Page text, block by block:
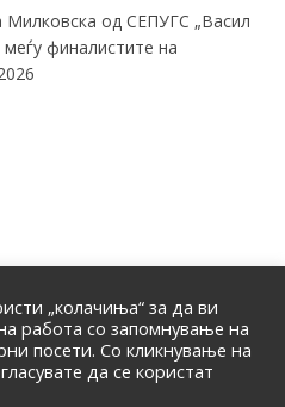
Милковска од СЕПУГС „Васил
финалистите на
„колачиња“ за да ви
работа со запомнување на
посети. Со кликнување на
да се користат